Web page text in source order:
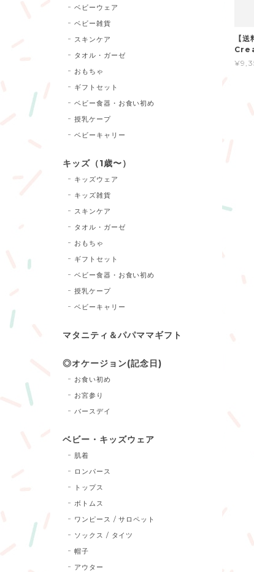
【
ベビーウェア
ベビー雑貨
スキンケア
タオル・ガーゼ
おもちゃ
ギフトセット
ベビー食器・お食い初め
授乳ケープ
ベビーキャリー
キッズ（1歳〜）
キッズウェア
キッズ雑貨
スキンケア
タオル・ガーゼ
おもちゃ
ギフトセット
ベビー食器・お食い初め
授乳ケープ
ベビーキャリー
マタニティ＆パパママギフト
◎オケージョン(記念日)
お食い初め
お宮参り
バースデイ
ベビー・キッズウェア
肌着
ロンパース
トップス
ボトムス
ワンピース / サロペット
ソックス / タイツ
帽子
アウター